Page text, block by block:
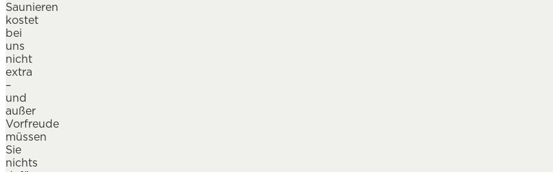
Saunieren
kostet
bei
uns
nicht
extra
–
und
außer
Vorfreude
müssen
Sie
nichts